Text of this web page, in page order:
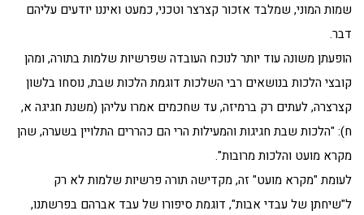
שמות המוני, שמלבד אזכור קצרצר וטכני, כמעט ואיננו יודעים עליהם
דבר.
הופעתן משונה עוד יותר לנוכח העובדה שפרשיות שלמות בתורה, ומהן
קובצי הלכות בנושאים רבי השלכות דוגמת הלכות שבת, נוסחו בלשון
קצרצרה, לעתים רק ברמיזה, עד שחכמים אמרו עליהן (משנת חגיגה א,
ח): "הלכות שבת חגיגות והמעילות הרי הם כהררים התלויין בשערה, שהן
מקרא מועט והלכות מרובות".
לעומת "מקרא מועט" זה, מקדישה תורה פרשיות שלמות לא רק
ל"שיחתן של עבדי אבות", דוגמת סיפורו של עבד אברהם בפרשתנו,